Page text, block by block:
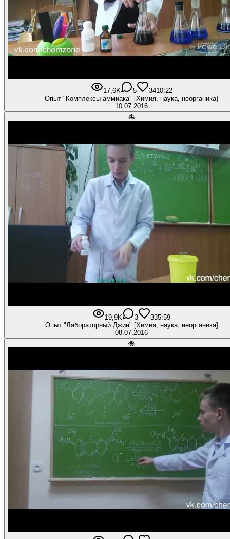
17,6K 5 3410:22
Опыт "Комплексы аммиака" [Химия, наука, неорганика]
10.07.2016
🐙
19,9K 3 335:59
Опыт "Лабораторный Джин" [Химия, наука, неорганика]
08.07.2016
🐙